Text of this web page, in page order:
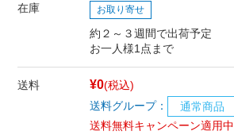
在庫 お取り寄せ
約２～３週間で出荷予定
お一人様1点まで
送料 ¥0(税込)
送料グループ：
通常商品
送料無料キャンペーン適用中